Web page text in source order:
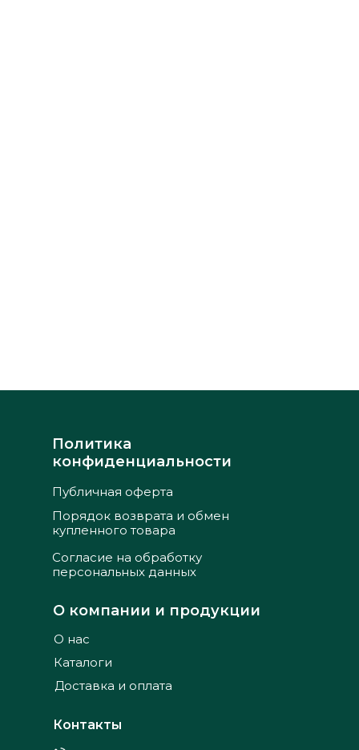
О нас
Согласие на обработку
персональных данных
Публичная оферта
Каталоги
Порядок возврата и обмен
купленного товара
Доставка и оплата
Политика
конфиденциальности
О компании и продукции
Контакты